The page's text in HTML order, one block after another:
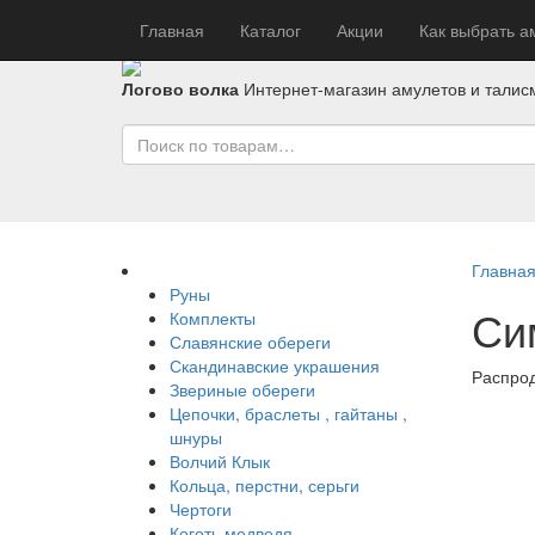
Главная Каталог Акции Как выбрать
Логово волка Интернет-магазин амулетов и
Руны
Комплекты
Славянские обереги
Скандинавские украшения
Звериные обереги
Цепочки, браслеты , гайтаны ,
шнуры
Волчий Клык
Кольца, перстни, серьги
Чертоги
Главная